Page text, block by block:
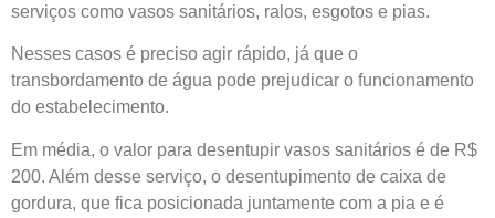
serviços como vasos sanitários, ralos, esgotos e pias.
Nesses casos é preciso agir rápido, já que o
transbordamento de água pode prejudicar o funcionamento
do estabelecimento.
Em média, o valor para desentupir vasos sanitários é de R$
200. Além desse serviço, o desentupimento de caixa de
gordura, que fica posicionada juntamente com a pia e é